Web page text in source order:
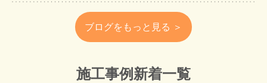
ブログをもっと見る ＞
施工事例新着一覧